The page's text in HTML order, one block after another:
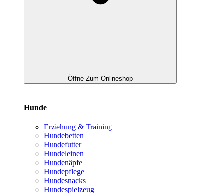
Öffne Zum Onlineshop
Hunde
Erziehung & Training
Hundebetten
Hundefutter
Hundeleinen
Hundenäpfe
Hundepflege
Hundesnacks
Hundespielzeug